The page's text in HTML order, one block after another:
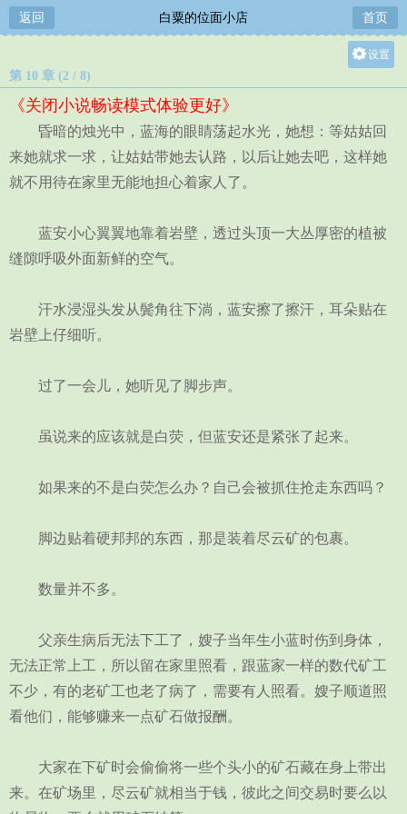
返回 白粟的位面小店 首页
设置
中
小
第 10 章 (2 / 8)
《关闭小说畅读模式体验更好》
昏暗的烛光中，蓝海的眼睛荡起水光，她想：等姑姑回
来她就求一求，让姑姑带她去认路，以后让她去吧，这样她
就不用待在家里无能地担心着家人了。
蓝安小心翼翼地靠着岩壁，透过头顶一大丛厚密的植被
缝隙呼吸外面新鲜的空气。
汗水浸湿头发从鬓角往下淌，蓝安擦了擦汗，耳朵贴在
岩壁上仔细听。
过了一会儿，她听见了脚步声。
虽说来的应该就是白荧，但蓝安还是紧张了起来。
如果来的不是白荧怎么办？自己会被抓住抢走东西吗？
脚边贴着硬邦邦的东西，那是装着尽云矿的包裹。
数量并不多。
父亲生病后无法下工了，嫂子当年生小蓝时伤到身体，
无法正常上工，所以留在家里照看，跟蓝家一样的数代矿工
不少，有的老矿工也老了病了，需要有人照看。嫂子顺道照
看他们，能够赚来一点矿石做报酬。
大家在下矿时会偷偷将一些个头小的矿石藏在身上带出
来。在矿场里，尽云矿就相当于钱，彼此之间交易时要么以